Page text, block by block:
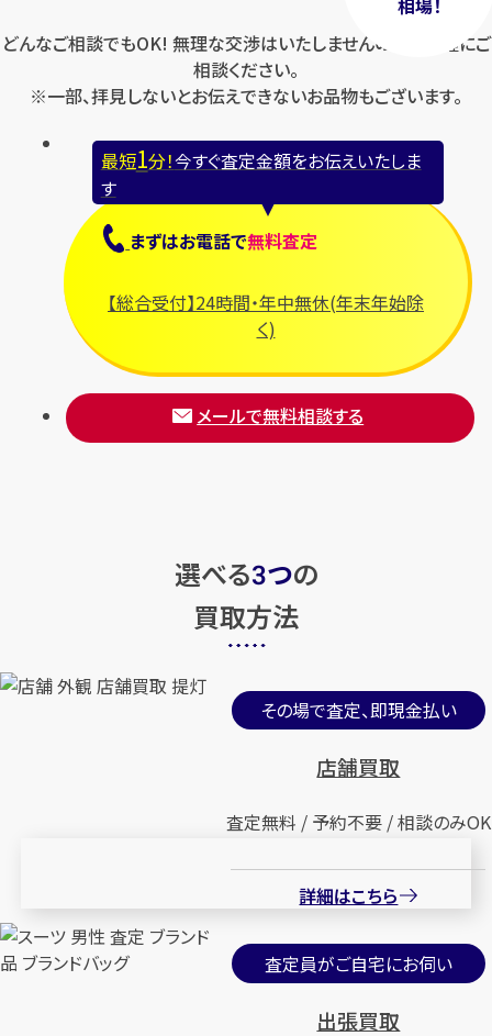
相場！
どんなご相談でもOK! 無理な交渉はいたしませんのでお気軽にご
相談ください。
※一部、拝見しないとお伝えできないお品物もございます。
最短1分！今すぐ査定金額をお伝えいたしま
す
まずはお電話で無料査定
【総合受付】24時間・年中無休(年末年始除
く)
メールで無料相談する
選べる3つの
買取方法
その場で査定、即現金払い
店舗買取
査定無料 / 予約不要 / 相談のみOK
詳細はこちら
査定員がご自宅にお伺い
出張買取